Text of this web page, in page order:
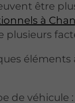
être
à
plusieurs
de véhicule